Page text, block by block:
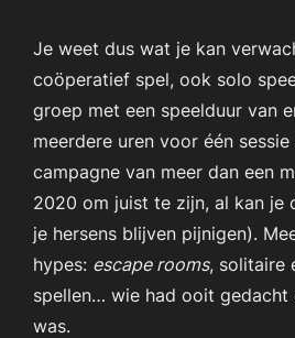
Je weet dus wat je kan
coöperatief spel, ook solo
groep met een speelduur van
meerdere uren voor één
campagne van meer dan een
2020 om juist te zijn, al kan je
je hersens blijven pijnigen).
hypes: escape rooms, solitaire
spellen… wie had ooit gedacht
was.